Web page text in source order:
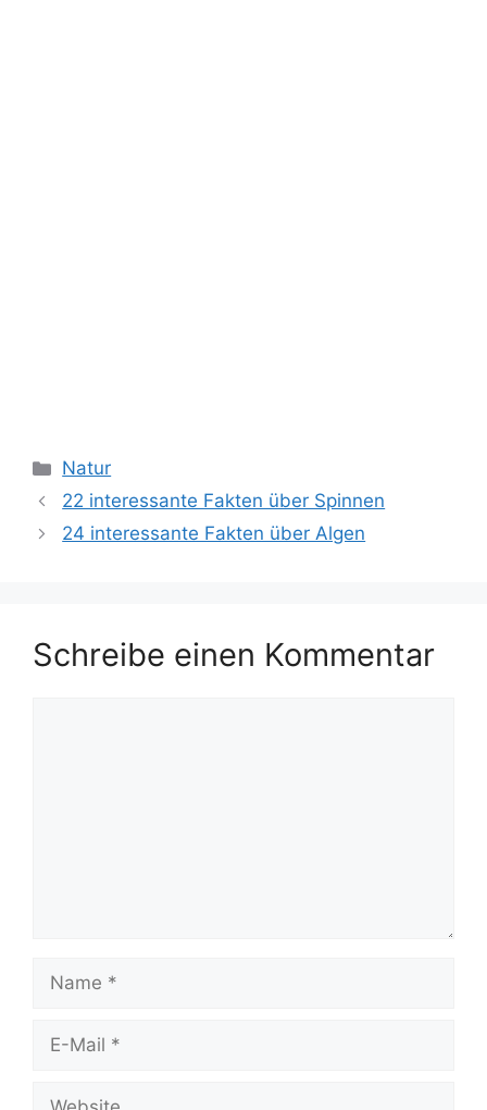
Kategorien
Natur
22 interessante Fakten über Spinnen
24 interessante Fakten über Algen
Schreibe einen Kommentar
Name
Website